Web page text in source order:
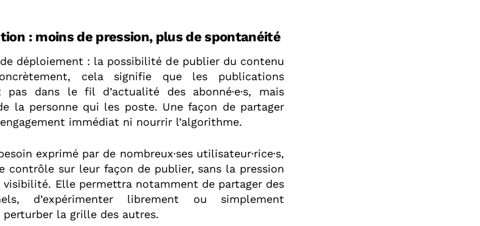
: moins de pression, plus de spontanéité
déploiement : la possibilité de publier du contenu
cela signifie que les publications
pas dans le fil d’actualité des abonné·e·s, mais
la personne qui les poste. Une façon de partager
immédiat ni nourrir l’algorithme.
exprimé par de nombreux·ses utilisateur·rice·s,
contrôle sur leur façon de publier, sans la pression
visibilité. Elle permettra notamment de partager des
d’expérimenter librement ou simplement
la grille des autres.